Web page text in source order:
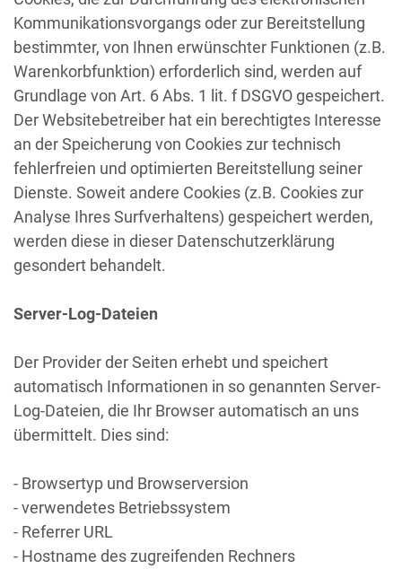
Kommunikationsvorgangs oder zur Bereitstellung
bestimmter, von Ihnen erwünschter Funktionen (z.B.
Warenkorbfunktion) erforderlich sind, werden auf
Grundlage von Art. 6 Abs. 1 lit. f DSGVO gespeichert.
Der Websitebetreiber hat ein berechtigtes Interesse
an der Speicherung von Cookies zur technisch
fehlerfreien und optimierten Bereitstellung seiner
Dienste. Soweit andere Cookies (z.B. Cookies zur
Analyse Ihres Surfverhaltens) gespeichert werden,
werden diese in dieser Datenschutzerklärung
gesondert behandelt.
Server-Log-Dateien
Der Provider der Seiten erhebt und speichert
automatisch Informationen in so genannten Server-
Log-Dateien, die Ihr Browser automatisch an uns
übermittelt. Dies sind:
- Browsertyp und Browserversion
- verwendetes Betriebssystem
- Referrer URL
- Hostname des zugreifenden Rechners